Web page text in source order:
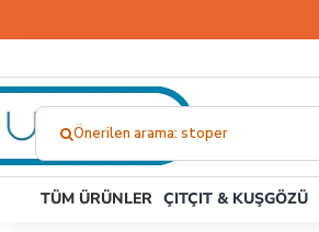
Aramıştınız?...
Önerilen arama: stoper
TÜM ÜRÜNLER ÇITÇIT & KUŞGÖZÜ